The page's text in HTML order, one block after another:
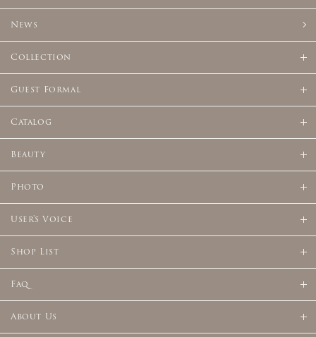
News
Collection
Guest Formal
Catalog
Beauty
Photo
User's Voice
Shop List
Faq
About Us